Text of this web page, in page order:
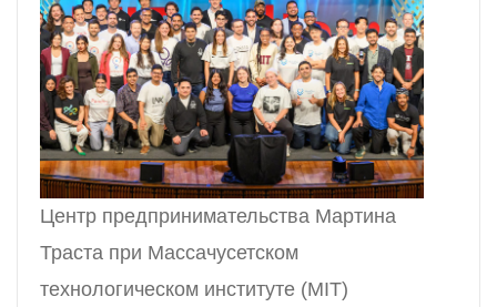
Центр предпринимательства Мартина
Траста при Массачусетском
технологическом институте (MIT)